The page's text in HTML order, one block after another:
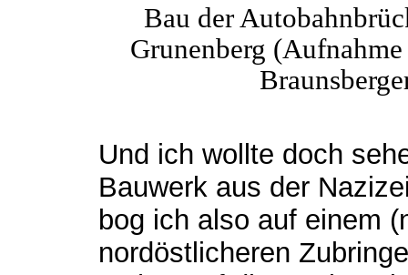
Bau der
Grunenberg
Und ich wollte doch
Bauwerk aus der
bog ich also auf einem
nordöstlicheren